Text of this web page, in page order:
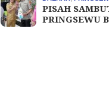
PISAH
PRINGSEWU